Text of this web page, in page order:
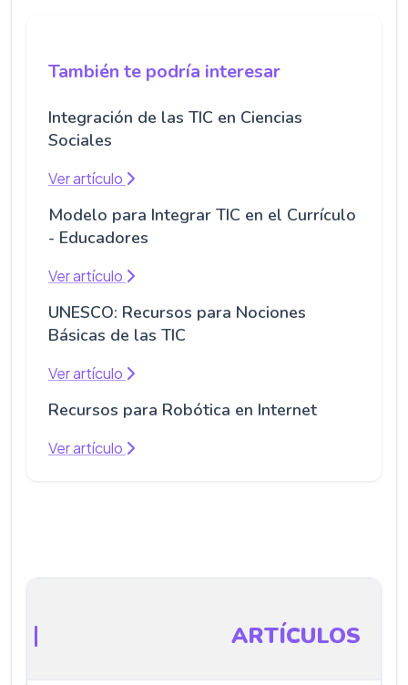
También te podría interesar
Integración de las TIC en Ciencias
Sociales
Ver artículo
Modelo para Integrar TIC en el Currículo
- Educadores
Ver artículo
UNESCO: Recursos para Nociones
Básicas de las TIC
Ver artículo
Recursos para Robótica en Internet
Ver artículo
ARTÍCULOS